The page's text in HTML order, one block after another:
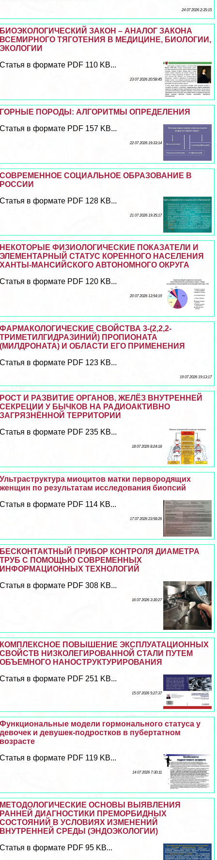
24 07 2026 2:35:15
БИОЭКОЛОГИЧЕСКИЙ ЗАКОН – АНАЛОГ ЗАКОНА
ВСЕМИРНОГО ТЯГОТЕНИЯ В МЕДИЦИНЕ, БИОЛОГИИ,
ЭКОЛОГИИ
Статья в формате PDF 110 KB...
23 07 2026 20:58:45
ГОРНЫЕ ПОРОДЫ: АЛГОРИТМЫ ОПРЕДЕЛЕНИЯ
Статья в формате PDF 157 KB...
22 07 2026 19:33:14
СОВРЕМЕННОЕ СОЦИАЛЬНОЕ ОБРАЗОВАНИЕ В
РОССИИ
Статья в формате PDF 128 KB...
21 07 2026 19:35:17
НЕКОТОРЫЕ ФИЗИОЛОГИЧЕСКИЕ ПОКАЗАТЕЛИ И
ЭЛЕМЕНТАРНЫЙ СТАТУС КОРЕННОГО НАСЕЛЕНИЯ
ХАНТЫ-МАНСИЙСКОГО АВТОНОМНОГО ОКРУГА
Статья в формате PDF 120 KB...
20 07 2026 13:54:19
ФАРМАКОЛОГИЧЕСКИЕ СВОЙСТВА 3-(2,2,2-
ТРИМЕТИЛГИДРАЗИНИЙ) ПРОПИОНАТА
(МИЛДРОНАТА) И ОБЛАСТИ ЕГО ПРИМЕНЕНИЯ
Статья в формате PDF 123 KB...
19 07 2026 19:13:17
РОСТ И РАЗВИТИЕ ОРГАНОВ, ЖЕЛЁЗ ВНУТРЕННЕЙ
СЕКРЕЦИИ У БЫЧКОВ НА РАДИОАКТИВНО
ЗАГРЯЗНЁННОЙ ТЕРРИТОРИИ
Статья в формате PDF 235 KB...
18 07 2026 8:24:18
Ультраструктура миоцитов матки первородящих
женщин по результатам исследования биопсий
Статья в формате PDF 114 KB...
17 07 2026 23:58:26
БЕСКОНТАКТНЫЙ ПРИБОР КОНТРОЛЯ ДИАМЕТРА
ТРУБ С ПОМОЩЬЮ СОВРЕМЕННЫХ
ИНФОРМАЦИОННЫХ ТЕХНОЛОГИЙ
Статья в формате PDF 308 KB...
16 07 2026 3:30:27
КОМПЛЕКСНОЕ ПОВЫШЕНИЕ ЭКСПЛУАТАЦИОННЫХ
СВОЙСТВ НИЗКОЛЕГИРОВАННОЙ СТАЛИ ПУТЕМ
ОБЪЕМНОГО НАНОСТРУКТУРИРОВАНИЯ
Статья в формате PDF 251 KB...
15 07 2026 5:27:37
Функциональные модели гормонального статуса у
девочек и дeвyшек-подростков в пубертатном
возрасте
Статья в формате PDF 119 KB...
14 07 2026 7:30:11
МЕТОДОЛОГИЧЕСКИЕ ОСНОВЫ ВЫЯВЛЕНИЯ
РАННЕЙ ДИАГНОСТИКИ ПРЕМОРБИДНЫХ
СОСТОЯНИЙ В УСЛОВИЯХ ИЗМЕНЕНИЙ
ВНУТРЕННЕЙ СРЕДЫ (ЭНДОЭКОЛОГИИ)
Статья в формате PDF 95 KB...